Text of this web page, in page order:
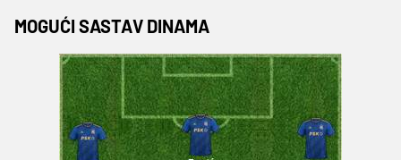
MOGUĆI SASTAV DINAMA